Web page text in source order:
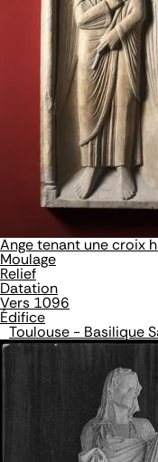
Ange tenant une croix
Moulage
Relief
Datation
Vers 1096
Édifice
Toulouse - Basilique